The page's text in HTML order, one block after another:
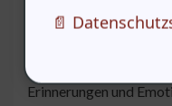
Erinnerungen und
📄